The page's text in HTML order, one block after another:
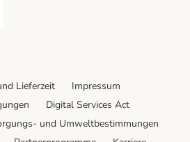
Lieferzeit
Impressum
Digital Services Act
und Umweltbestimmungen